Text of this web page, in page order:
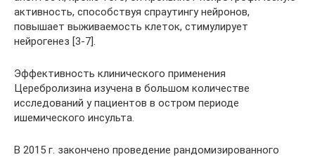
активность, способствуя спраутингу нейронов,
повышает выживаемость клеток, стимулирует
нейрогенез [3-7].
Эффективность клинического применения
Церебролизина изучена в большом количестве
исследований у пациентов в остром периоде
ишемического инсульта.
В 2015 г. закончено проведение рандомизированного